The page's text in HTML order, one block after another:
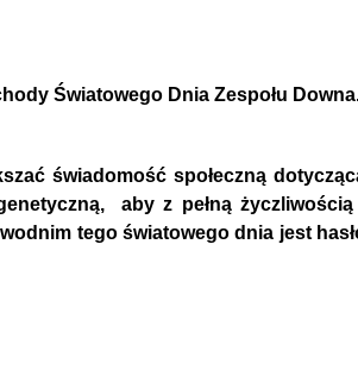
Światowego Dnia Zespołu
świadomość społeczną
aby z pełną
tego światowego dnia jest